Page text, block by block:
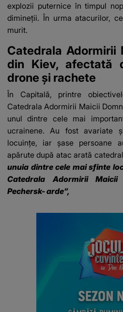
explozii puternice în timpul
dimineții. În urma atacurilor,
murit.
Catedrala Adormirii
din Kiev, afectată
drone și rachete
În Capitală, printre
Catedrala Adormirii Maicii
unul dintre cele mai
ucrainene. Au fost avariate
locuințe, iar șase persoane
apărute după atac arată
unuia dintre cele mai sfinte
Catedrala Adormirii
Pechersk- arde”,